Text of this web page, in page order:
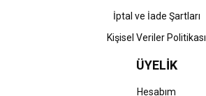
İptal ve İade Şartları
Kişisel Veriler Politikası
ÜYELİK
Hesabım